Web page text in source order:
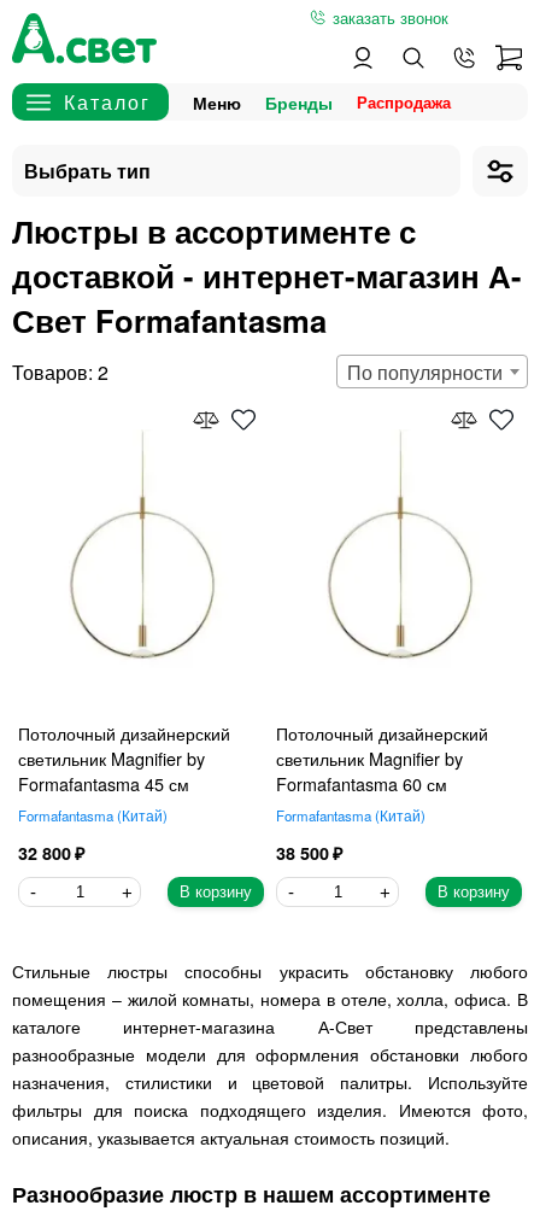
заказать звонок
Меню Бренды
Люстры в ассортименте с
доставкой - интернет-магазин А-
Свет Formafantasma
2 По популярности
Потолочный дизайнерский
светильник Magnifier by
Formafantasma 45 см
Formafantasma Китай
32 800
В корзину
Потолочный дизайнерский
светильник Magnifier by
Formafantasma 60 см
Formafantasma Китай
38 500
В корзину
Стильные люстры способны украсить обстановку любого
помещения – жилой комнаты, номера в отеле, холла, офиса. В
каталоге интернет-магазина А-Свет представлены
разнообразные модели для оформления обстановки любого
назначения, стилистики и цветовой палитры. Используйте
фильтры для поиска подходящего изделия. Имеются фото,
описания, указывается актуальная стоимость позиций.
Разнообразие люстр в нашем ассортименте